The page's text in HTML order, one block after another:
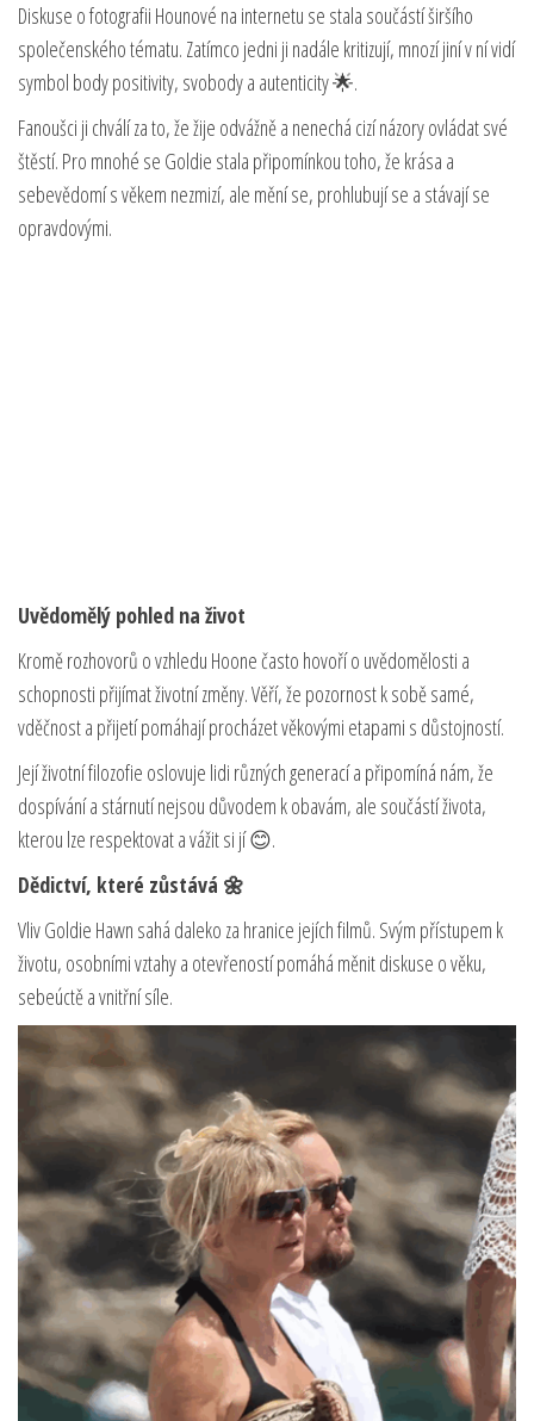
Diskuse o fotografii Hounové na internetu se stala součástí širšího
společenského tématu. Zatímco jedni ji nadále kritizují, mnozí jiní v ní vidí
symbol body positivity, svobody a autenticity 🌟.
Fanoušci ji chválí za to, že žije odvážně a nenechá cizí názory ovládat své
štěstí. Pro mnohé se Goldie stala připomínkou toho, že krása a
sebevědomí s věkem nezmizí, ale mění se, prohlubují se a stávají se
opravdovými.
Uvědomělý pohled na život
Kromě rozhovorů o vzhledu Hoone často hovoří o uvědomělosti a
schopnosti přijímat životní změny. Věří, že pozornost k sobě samé,
vděčnost a přijetí pomáhají procházet věkovými etapami s důstojností.
Její životní filozofie oslovuje lidi různých generací a připomíná nám, že
dospívání a stárnutí nejsou důvodem k obavám, ale součástí života,
kterou lze respektovat a vážit si jí 😊.
Dědictví, které zůstává 🌼
Vliv Goldie Hawn sahá daleko za hranice jejích filmů. Svým přístupem k
životu, osobními vztahy a otevřeností pomáhá měnit diskuse o věku,
sebeúctě a vnitřní síle.